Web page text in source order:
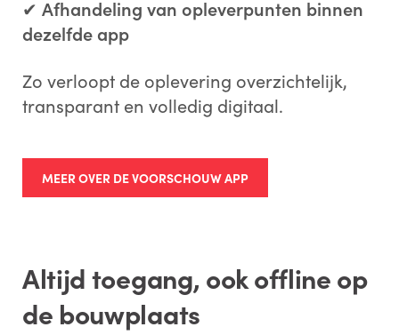
✔ Afhandeling van opleverpunten binnen
dezelfde app
Zo verloopt de oplevering overzichtelijk,
transparant en volledig digitaal.
MEER OVER DE VOORSCHOUW APP
Altijd toegang, ook offline op
de bouwplaats